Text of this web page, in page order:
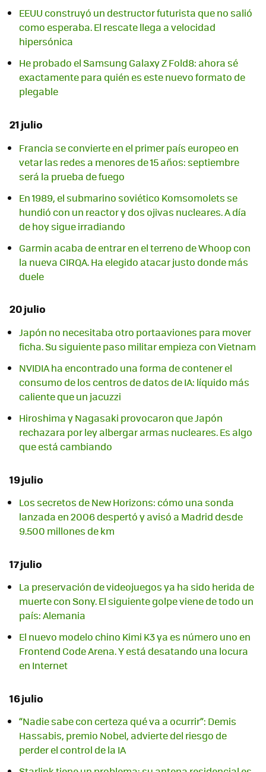
EEUU construyó un destructor futurista que no salió
como esperaba. El rescate llega a velocidad
hipersónica
He probado el Samsung Galaxy Z Fold8: ahora sé
exactamente para quién es este nuevo formato de
plegable
21 julio
Francia se convierte en el primer país europeo en
vetar las redes a menores de 15 años: septiembre
será la prueba de fuego
En 1989, el submarino soviético Komsomolets se
hundió con un reactor y dos ojivas nucleares. A día
de hoy sigue irradiando
Garmin acaba de entrar en el terreno de Whoop con
la nueva CIRQA. Ha elegido atacar justo donde más
duele
20 julio
Japón no necesitaba otro portaaviones para mover
ficha. Su siguiente paso militar empieza con Vietnam
NVIDIA ha encontrado una forma de contener el
consumo de los centros de datos de IA: líquido más
caliente que un jacuzzi
Hiroshima y Nagasaki provocaron que Japón
rechazara por ley albergar armas nucleares. Es algo
que está cambiando
19 julio
Los secretos de New Horizons: cómo una sonda
lanzada en 2006 despertó y avisó a Madrid desde
9.500 millones de km
17 julio
La preservación de videojuegos ya ha sido herida de
muerte con Sony. El siguiente golpe viene de todo un
país: Alemania
El nuevo modelo chino Kimi K3 ya es número uno en
Frontend Code Arena. Y está desatando una locura
en Internet
16 julio
“Nadie sabe con certeza qué va a ocurrir”: Demis
Hassabis, premio Nobel, advierte del riesgo de
perder el control de la IA